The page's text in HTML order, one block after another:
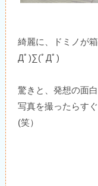
綺麗に、ドミノが
Дﾟ)∑(ﾟДﾟ)
驚きと、発想の面
写真を撮ったらす
(笑）